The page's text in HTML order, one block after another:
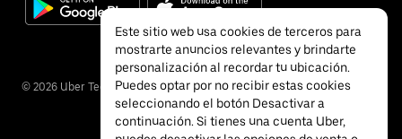
© 2026 Uber Technologies, Inc.
Este sitio web usa cookies de terceros para
mostrarte anuncios relevantes y brindarte
personalización al recordar tu ubicación.
Puedes optar por no recibir estas cookies
seleccionando el botón Desactivar a
continuación. Si tienes una cuenta Uber,